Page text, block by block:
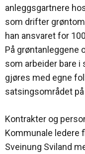
anleggsgartnere
som drifter
han ansvaret for
På grøntanleggene
som arbeider bare i
gjøres med egne
satsingsområdet
Kontrakter og
Kommunale ledere
Sveinung Sviland